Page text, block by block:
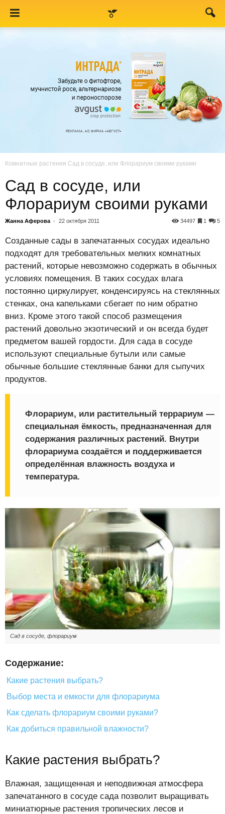
Комнатные растения Сад в сосуде, или Флорариум своими руками
Сад в сосуде, или
Флорариум своими руками
Жанна Аферова - 22 октября 2011 5
1
34497
Созданные сады в запечатанных сосудах идеально
подходят для требовательных мелких комнатных
растений, которые невозможно содержать в обычных
условиях помещения. В таких сосудах влага
постоянно циркулирует, конденсируясь на стеклянных
стенках, она капельками сбегает по ним обратно
вниз. Кроме этого такой способ размещения
растений довольно экзотический и он всегда будет
предметом вашей гордости. Для сада в сосуде
используют специальные бутыли или самые
обычные большие стеклянные банки для сыпучих
продуктов.
Флорариум, или растительный террариум —
специальная ёмкость, предназначенная для
содержания различных растений. Внутри
флорариума создаётся и поддерживается
определённая влажность воздуха и
температура.
Сад в сосуде, флорариум
Содержание:
Какие растения выбрать?
Выбор места и емкости для флорариума
Как сделать флорариум своими руками?
Как добиться правильной влажности?
Какие растения выбрать?
Влажная, защищенная и неподвижная атмосфера
запечатанного в сосуде сада позволит выращивать
миниатюрные растения тропических лесов и